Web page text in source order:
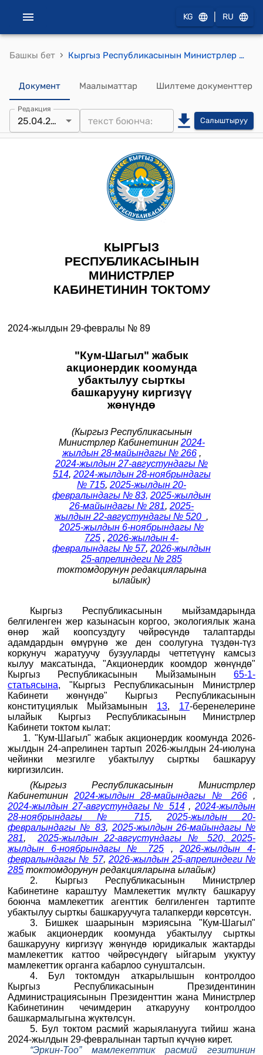
KG RU
Башкы бет › Кыргыз Республикасынын Министрлер Кабинетинин 2024-жылдын 29-февралындагы № 89 "Кум-Шагыл" жабык акционердик коомунда убактылуу сырткы башкарууну киргизүү жөнүндө" токтому
Документ Маалыматтар Шилтеме документтер
Редакция
25.04.2026 Салыштыруу